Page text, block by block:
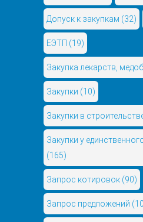
Допуск к закупкам (32)
ЕЭТП (19)
Закупка лекарств,
Закупки (10)
Закупки в
Закупки у
(165)
Запрос котировок (90)
Запрос предложений